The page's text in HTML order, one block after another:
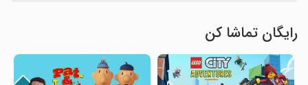
رایگان تماشا کن